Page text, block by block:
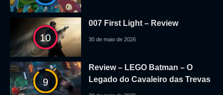
10
007 First Light – Review
30 de maio de 2026
9
Review – LEGO Batman – O
Legado do Cavaleiro das Trevas